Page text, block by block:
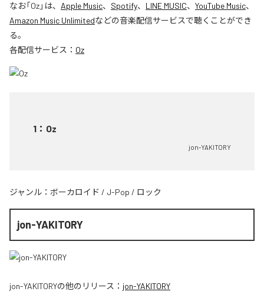
なお「Oz」は、 Apple Music、 Spotify、 LINE MUSIC、 YouTube Music、
Amazon Music Unlimitedなどの音楽配信サービスで聴くことができ
る。
各配信サービス： Oz
1 ： Oz
jon-YAKITORY
ジャンル： ボーカロイド / J-Pop / ロック
jon-YAKITORY
jon-YAKITORYの他のリリース： jon-YAKITORY